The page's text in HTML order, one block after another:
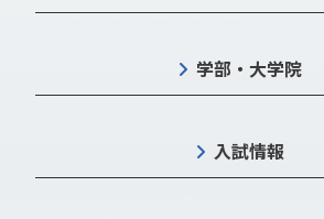
学部・大学院
入試情報